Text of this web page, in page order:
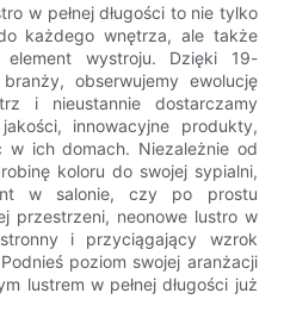
w pełnej długości to nie tylko
każdego wnętrza, ale także
wystroju. Dzięki 19-
obserwujemy ewolucję
i nieustannie dostarczamy
innowacyjne produkty,
w ich domach. Niezależnie od
koloru do swojej sypialni,
w salonie, czy po prostu
przestrzeni, neonowe lustro w
i przyciągający wzrok
poziom swojej aranżacji
lustrem w pełnej długości już